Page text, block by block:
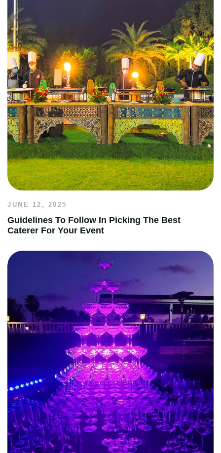
JUNE 12, 2025
Guidelines To Follow In Picking The Best
Caterer For Your Event